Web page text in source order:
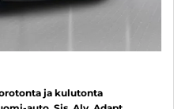
ja kulutonta